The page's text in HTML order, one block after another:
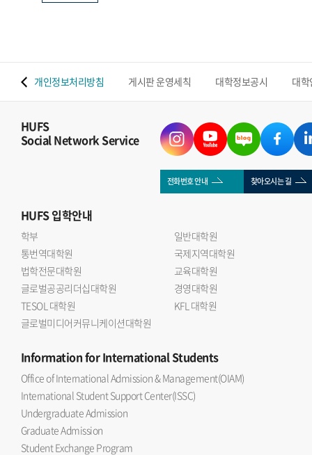
개인정보처리방침 게시판 운영세칙 대학정보공시 대
HUFS
Social Network Service
전화번호 안내 찾아오시는 길
HUFS입학안내
학부
일반대학원
통번역대학원
국제지역대학원
법학전문대학원
교육대학원
글로벌공공리더십대학원
경영대학원
TESOL 대학원
KFL 대학원
글로벌미디어커뮤니케이션대학원
Informationfor International Students
Office of International Admission & Management(OIAM)
International Student Support Center(ISSC)
Undergraduate Admission
Graduate Admission
Student Exchange Program